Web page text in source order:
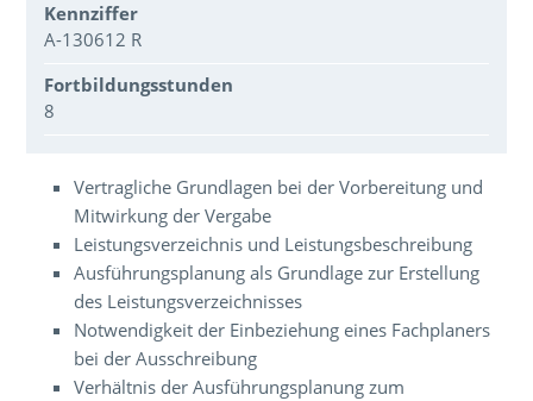
Kennziffer
A-130612 R
Fortbildungsstunden
8
Über den Inhalt der Veranstaltung
Vertragliche Grundlagen bei der Vorbereitung und
Mitwirkung der Vergabe
Leistungsverzeichnis und Leistungsbeschreibung
Ausführungsplanung als Grundlage zur Erstellung
des Leistungsverzeichnisses
Notwendigkeit der Einbeziehung eines Fachplaners
bei der Ausschreibung
Verhältnis der Ausführungsplanung zum